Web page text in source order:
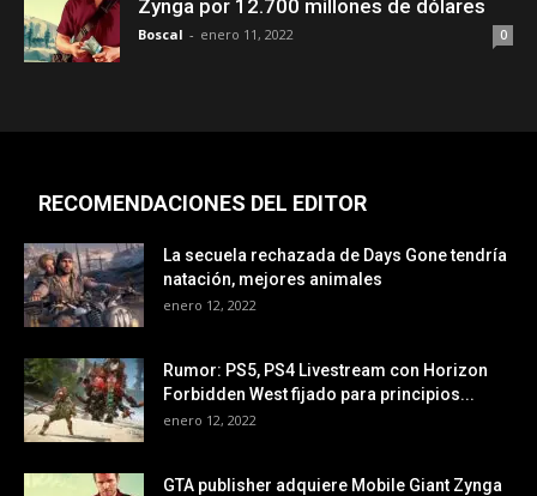
Zynga por 12.700 millones de dólares
Boscal - enero 11, 2022 0
RECOMENDACIONES DEL EDITOR
La secuela rechazada de Days Gone tendría
natación, mejores animales
enero 12, 2022
Rumor: PS5, PS4 Livestream con Horizon
Forbidden West fijado para principios...
enero 12, 2022
GTA publisher adquiere Mobile Giant Zynga